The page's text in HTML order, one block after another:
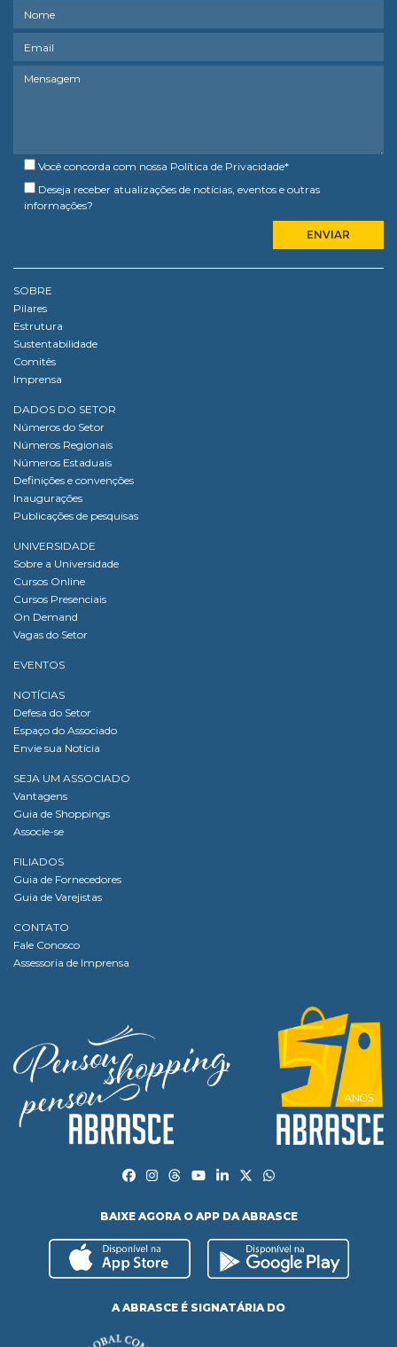
Você concorda com nossa Política de Privacidade*
Deseja receber atualizações de notícias, eventos e outras
informações?
SOBRE
Pilares
Estrutura
Sustentabilidade
Comitês
Imprensa
DADOS DO SETOR
Números do Setor
Números Regionais
Números Estaduais
Definições e convenções
Inaugurações
Publicações de pesquisas
UNIVERSIDADE
Sobre a Universidade
Cursos Online
Cursos Presenciais
On Demand
Vagas do Setor
EVENTOS
NOTÍCIAS
Defesa do Setor
Espaço do Associado
Envie sua Notícia
SEJA UM ASSOCIADO
Vantagens
Guia de Shoppings
Associe-se
FILIADOS
Guia de Fornecedores
Guia de Varejistas
CONTATO
Fale Conosco
Assessoria de Imprensa
BAIXE AGORA O APP DA ABRASCE
A ABRASCE É SIGNATÁRIA DO